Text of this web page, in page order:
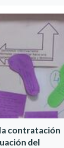
contratación
del